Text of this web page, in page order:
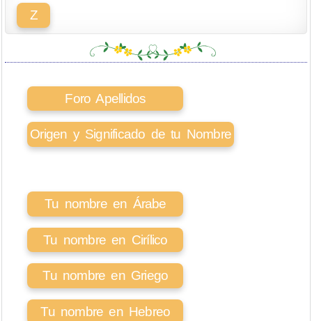
Z
Foro Apellidos
Origen y Significado de tu Nombre
Tu nombre en Árabe
Tu nombre en Cirílico
Tu nombre en Griego
Tu nombre en Hebreo